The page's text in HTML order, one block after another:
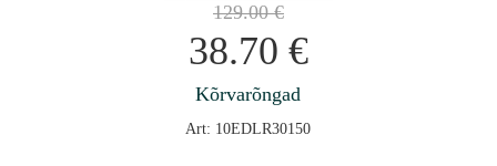
129.00€
38.70 €
Kõrvarõngad
Art: 10EDLR30150